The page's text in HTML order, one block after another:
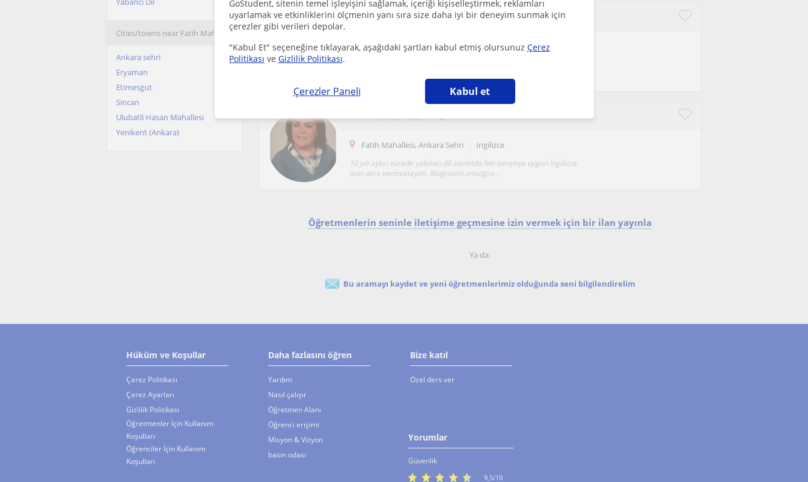
GoStudent, sitenin temel işleyişini sağlamak, içeriği kişiselleştirmek, reklamları
uyarlamak ve etkinliklerini ölçmenin yanı sıra size daha iyi bir deneyim sunmak için
çerezler gibi verileri depolar.
"Kabul Et" seçeneğine tıklayarak, aşağıdaki şartları kabul etmiş olursunuz Çerez
Politikası ve Gizlilik Politikası.
Çerezler Paneli Kabul et
Cities/towns near Fatih Mahallesi
Ankara sehri
Eryaman
Etimesgut
Sincan
Ulubatli Hasan Mahallesi
Yenikent (Ankara)
Her seviyeye Uygun İngilizce Dersi
Fatih Mahallesi, Ankara Sehri Ingilizce
Fatih Mahallesi, Ankara Sehri Ingilizce
10 yılı aşkın süredir yabancı dil alanında her seviyeye uygun İngilizce
özel ders vermekteyim. İlköğretim,ortaöğre...
Öğretmenlerin seninle iletişime geçmesine izin vermek için bir ilan yayınla
Ya da:
Bu aramayı kaydet ve yeni öğretmenlerimiz olduğunda seni bilgilendirelim
Hüküm ve Koşullar
Çerez Politikası
Çerez Ayarları
Gizlilik Politikası
Öğretmenler İçin Kullanım
Koşulları
Öğrenciler İçin Kullanım
Koşulları
Daha fazlasını öğren
Yardım
Nasıl çalışır
Öğretmen Alanı
Öğrenci erişimi
Misyon & Vizyon
basın odası
Bize katıl
Özel ders ver
Yorumlar
Güvenlik
9,5/10